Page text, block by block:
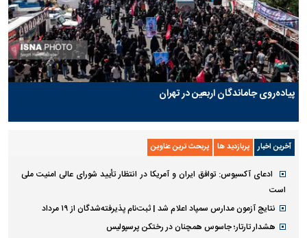
پیاده‌روی جاماندگان اربعین در تهران
آخرین اخبار پربازدید ها پربحث ترین عناوین
ادعای آکسیوس: توافق ایران و آمریکا در انتظار تأیید شورای عالی امنیت ملی
است
نتایج آزمون مدارس سمپاد اعلام شد | ثبت‌نام پذیرفته‌شدگان از ۱۹ مرداد
هشدار تارتار؛ جاسوس همچنان در رختکن پرسپولیس